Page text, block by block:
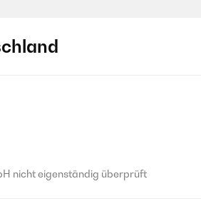
nicht eigenständig überprüft